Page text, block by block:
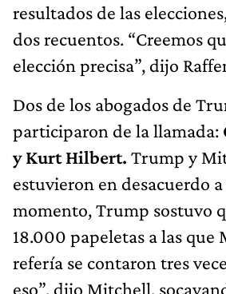
resultados de las
dos recuentos. “Creemos
elección precisa”, dijo
Dos de los abogados de
participaron de la llamada:
y Kurt Hilbert. Trump y
estuvieron en desacuerdo a
momento, Trump sostuvo
18.000 papeletas a las que
refería se contaron tres
eso”, dijo Mitchell,